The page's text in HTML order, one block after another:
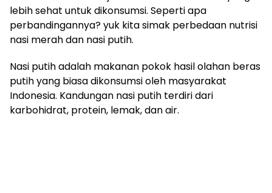
lebih sehat untuk dikonsumsi. Seperti apa
perbandingannya? yuk kita simak perbedaan nutrisi
nasi merah dan nasi putih.
Nasi putih adalah makanan pokok hasil olahan beras
putih yang biasa dikonsumsi oleh masyarakat
Indonesia. Kandungan nasi putih terdiri dari
karbohidrat, protein, lemak, dan air.